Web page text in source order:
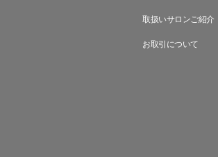
取扱いサロンご紹介
お取引について